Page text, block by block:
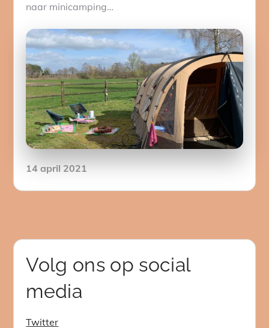
naar minicamping…
Posted
14 april 2021
Volg ons op social
media
Twitter